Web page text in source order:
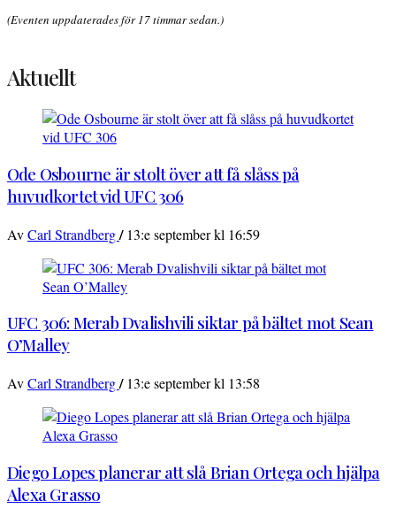
(Eventen uppdaterades för 17 timmar sedan.)
Aktuellt
Ode Osbourne är stolt över att få slåss på
huvudkortet vid UFC 306
AvCarl Strandberg/ 13:e september kl 16:59
UFC 306: Merab Dvalishvili siktar på bältet mot Sean
O’Malley
AvCarl Strandberg/ 13:e september kl 13:58
Diego Lopes planerar att slå Brian Ortega och hjälpa
Alexa Grasso